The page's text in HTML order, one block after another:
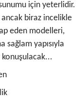
için yeterlidir.
biraz incelikle
eden modelleri,
sağlam yapısıyla
konuşulacak...